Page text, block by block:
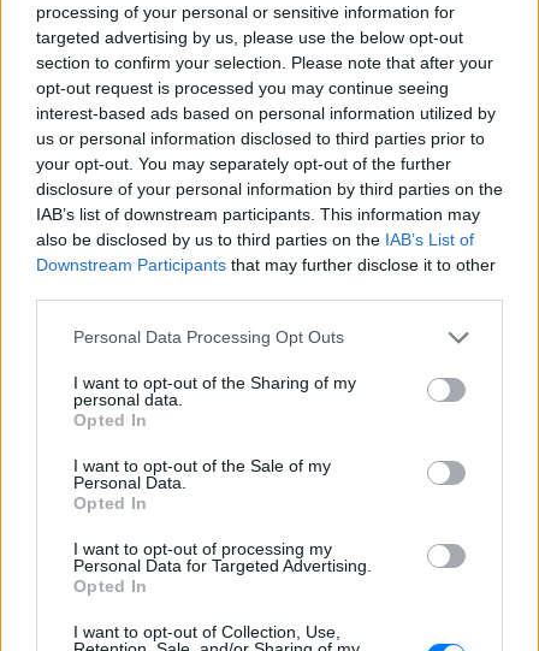
processing of your personal or sensitive information for
targeted advertising by us, please use the below opt-out
section to confirm your selection. Please note that after your
opt-out request is processed you may continue seeing
interest-based ads based on personal information utilized by
us or personal information disclosed to third parties prior to
your opt-out. You may separately opt-out of the further
disclosure of your personal information by third parties on the
IAB’s list of downstream participants. This information may
also be disclosed by us to third parties on the IAB’s List of
Downstream Participants that may further disclose it to other
Personal Data Processing Opt Outs
I want to opt-out of the Sharing of my
personal data.
Opted In
I want to opt-out of the Sale of my
Personal Data.
Opted In
I want to opt-out of processing my
Personal Data for Targeted Advertising.
Opted In
I want to opt-out of Collection, Use,
Στο ρεπορτάζ του Spiegel απάντησαν επισήμως και
εκπρόσωποι της λουξεμβουργιανής εταιρείας SES,
λέγοντας ότι πωλούν τις υπηρεσίες τους σε
μεγάλους διανομείς και δεν γνωρίζουν να υπάρχουν
χρήστες σε περιοχές της Συρίας που ελέγχονται
από το Ισλαμικό Κράτος. Η SES δήλωσε στο Spiegel
ότι αν μάθει κάτι τέτοιο θα κόψει αμέσως τις
υπηρεσίες και την πρόσβαση.
Με το GPS γνωρίζουν
«Αλλά όλες αυτές οι δικαιολογίες είναι αληθινές;»,
διερωτάται το Spiegel. Οταν οι εταιρείες
εγκαθιστούν δορυφορικά πιάτα και δίνουν πράσινο
να δώσουν την ακριβή τοποθεσία μέσω GPS ώστε
να γίνει η ρύθμιση. Αν δοθούν λάθος στοιχεία
πρόσβαση στο ίντερνετ ή έχουν πολύ κακή εικόνα,
όπως αποδεικνύουν τα ντοκουμέντα που έχει το
Spiegel στη διάθεσή του.